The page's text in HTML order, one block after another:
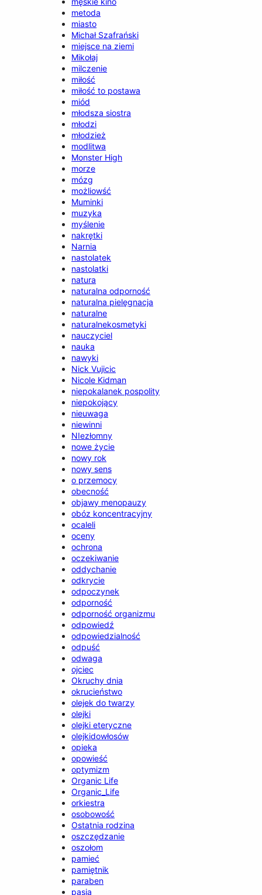
metoda
miasto
Michał Szafrański
miejsce na ziemi
Mikołaj
milczenie
miłość
miłość to postawa
miód
młodsza siostra
młodzi
młodzież
modlitwa
Monster High
morze
mózg
możliowść
Muminki
muzyka
myślenie
nakrętki
Narnia
nastolatek
nastolatki
natura
naturalna odporność
naturalna pielęgnacja
naturalne
naturalnekosmetyki
nauczyciel
nauka
nawyki
Nick Vujicic
Nicole Kidman
niepokalanek pospolity
niepokojący
nieuwaga
niewinni
NIezłomny
nowe życie
nowy rok
nowy sens
o przemocy
obecność
objawy menopauzy
obóz koncentracyjny
ocaleli
oceny
ochrona
oczekiwanie
oddychanie
odkrycie
odpoczynek
odporność
odporność organizmu
odpowiedź
odpowiedzialność
odpuść
odwaga
ojciec
Okruchy dnia
okrucieństwo
olejek do twarzy
olejki
olejki eteryczne
olejkidowłosów
opieka
opowieść
optymizm
Organic Life
Organic_Life
orkiestra
osobowość
Ostatnia rodzina
oszczędzanie
oszołom
pamieć
pamiętnik
paraben
pasja